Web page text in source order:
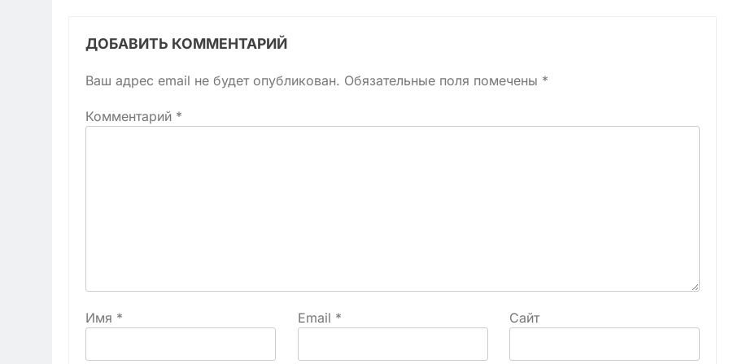
ДОБАВИТЬ КОММЕНТАРИЙ
Ваш адрес email не будет опубликован. Обязательные поля помечены *
Комментарий *
Имя * Email * Сайт